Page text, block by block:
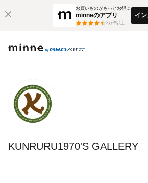
お買いものがもっとお得に
minneのアプリ
3万件以上
イ
KUNRURU1970'S GALLERY